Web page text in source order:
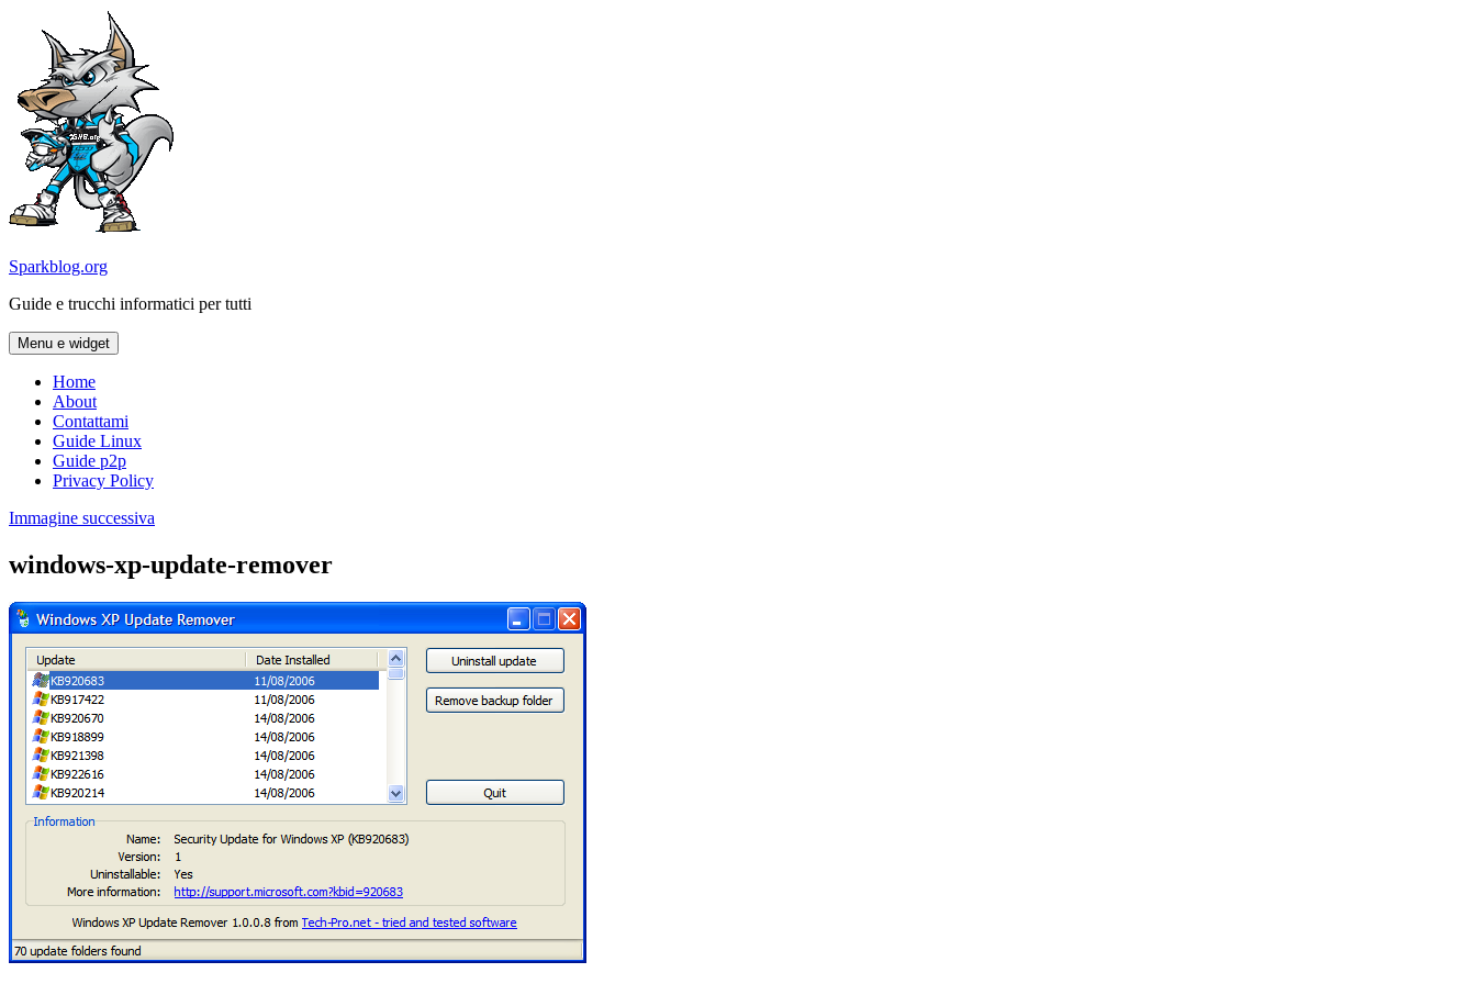
contenuto
Sparkblog.org
Guide e trucchi informatici per tutti
Menu e widget
Home
About
Contattami
Guide Linux
Guide p2p
Privacy Policy
Immagine successiva
windows-xp-update-remover